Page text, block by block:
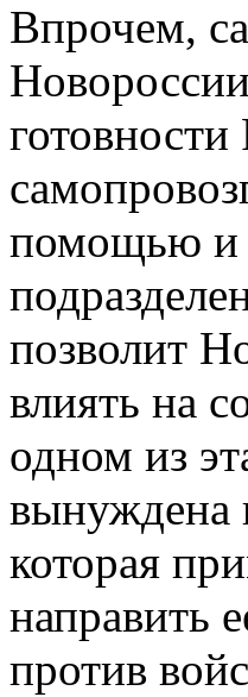
Впрочем,
помощью и
позволит
влиять на
одном из
вынуждена
которая
направить
против